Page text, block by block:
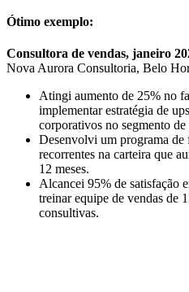
Ótimo exemplo:
Consultora de vendas, janeiro
Nova Aurora Consultoria, Belo
Atingi aumento de 25% no
implementar estratégia de
corporativos no segmento
Desenvolvi um programa de
recorrentes na carteira que
12 meses.
Alcancei 95% de satisfação
treinar equipe de vendas de
consultivas.